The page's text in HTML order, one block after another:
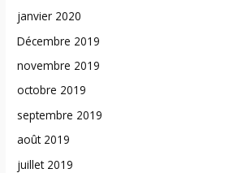
janvier 2020
Décembre 2019
novembre 2019
octobre 2019
septembre 2019
août 2019
juillet 2019